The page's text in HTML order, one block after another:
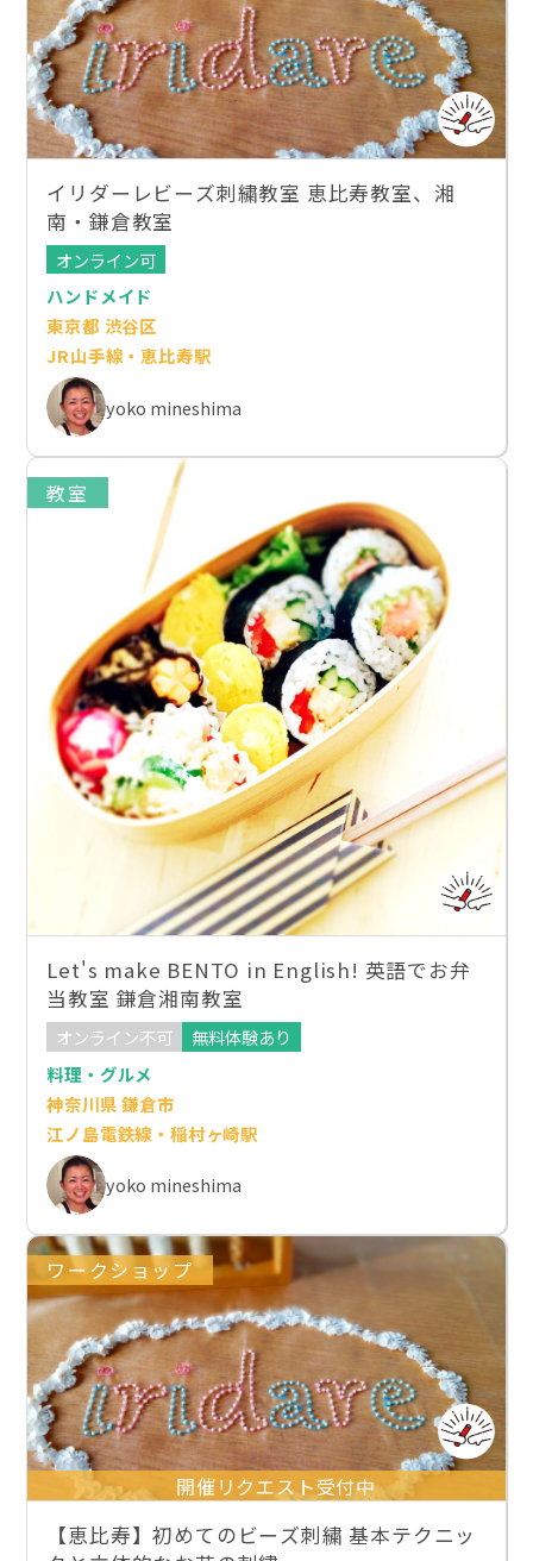
イリダーレビーズ刺繍教室 恵比寿教室、湘
南・鎌倉教室
オンライン可
ハンドメイド
東京都 渋谷区
JR山手線・恵比寿駅
yoko mineshima
教室
Let's make BENTO in English! 英語でお弁
当教室 鎌倉湘南教室
オンライン不可
無料体験あり
料理・グルメ
神奈川県 鎌倉市
江ノ島電鉄線・稲村ヶ崎駅
yoko mineshima
ワークショップ
開催リクエスト受付中
【恵比寿】初めてのビーズ刺繍 基本テクニッ